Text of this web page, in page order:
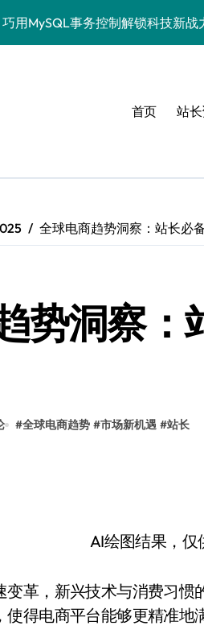
用MySQL事务控制解锁科技新战
事务处理科技赋能，技术实
：解锁后端事务处理与科技驱动性
移动H5站长MySQL事务控制进阶
：iOS后端开发科技实战，技术
MySQL事务精控与科技合规风控
首页 站
全球电商趋势洞察：站长必
势洞察：
#全球电商趋势 #市场新机遇 #站长
AI绘图结果，仅
革，新兴技术与消费习
得电商平台能够更精准地